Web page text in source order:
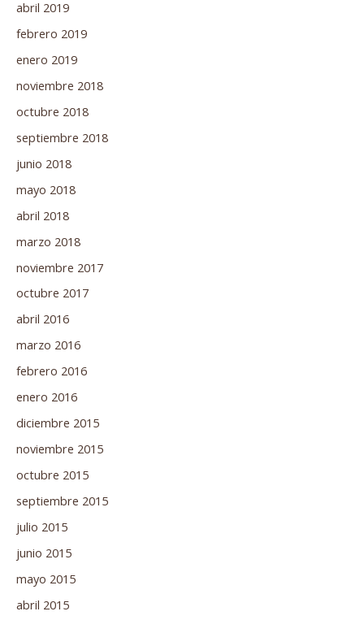
abril 2019
febrero 2019
enero 2019
noviembre 2018
octubre 2018
septiembre 2018
junio 2018
mayo 2018
abril 2018
marzo 2018
noviembre 2017
octubre 2017
abril 2016
marzo 2016
febrero 2016
enero 2016
diciembre 2015
noviembre 2015
octubre 2015
septiembre 2015
julio 2015
junio 2015
mayo 2015
abril 2015